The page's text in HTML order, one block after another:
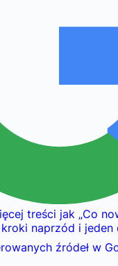
treści jak „Co
naprzód i jeden
źródeł w